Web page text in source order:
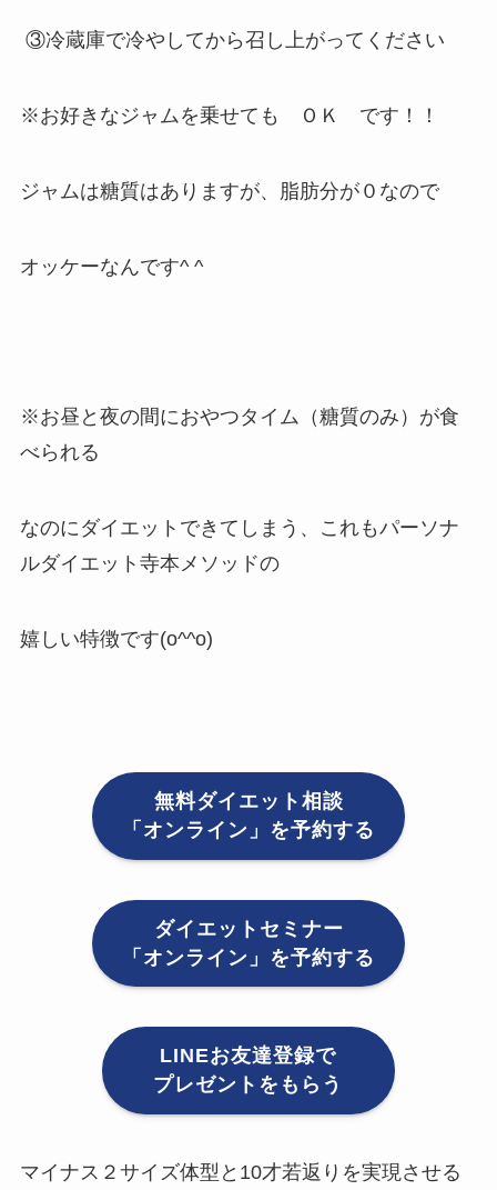
③冷蔵庫で冷やしてから召し上がってください
※お好きなジャムを乗せても ＯＫ です！！
ジャムは糖質はありますが、脂肪分が０なので
オッケーなんです^ ^
※お昼と夜の間におやつタイム（糖質のみ）が食
べられる
なのにダイエットできてしまう、これもパーソナ
ルダイエット寺本メソッドの
嬉しい特徴です(o^^o)
無料ダイエット相談
「オンライン」を予約する
ダイエットセミナー
「オンライン」を予約する
LINEお友達登録で
プレゼントをもらう
マイナス２サイズ体型と10才若返りを実現させる